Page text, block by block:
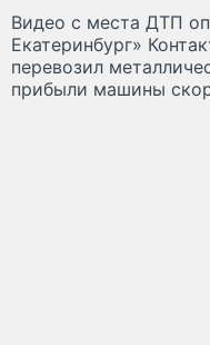
Видео с места ДТП
Екатеринбург»
перевозил
прибыли машины